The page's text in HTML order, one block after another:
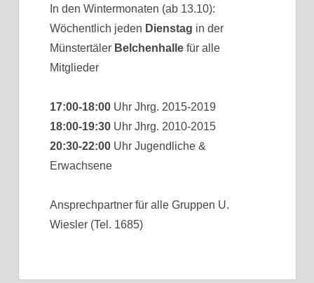
In den Wintermonaten (ab 13.10):
Wöchentlich jeden Dienstag in der
Münstertäler Belchenhallefür alle
Mitglieder
17:00-18:00Uhr Jhrg. 2015-2019
18:00-19:30Uhr Jhrg. 2010-2015
20:30-22:00Uhr Jugendliche &
Erwachsene
Ansprechpartner für alle Gruppen U.
Wiesler (Tel. 1685)